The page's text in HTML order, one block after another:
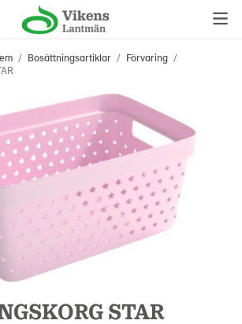
/ Bosättningsartiklar / Förvaring /
STAR